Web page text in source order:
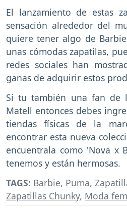
El lanzamiento de estas
sensación alrededor del
quiere tener algo de
unas cómodas zapatilas,
redes sociales han
ganas de adquirir estos
Si tu también una fan de
Matell entonces debes
tiendas físicas de la
encontrar esta nueva
encuentrala como 'Nova x
tenemos y están hermosas.
TAGS: Barbie, Puma,
Zapatillas Chunky, Moda